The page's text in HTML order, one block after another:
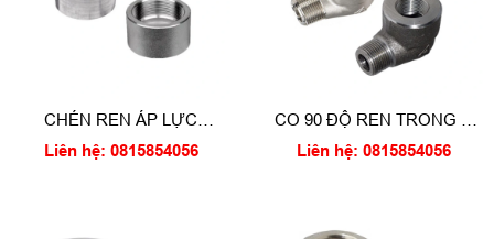
CHÉN REN ÁP LỰC
(Threaded cap)
Liên hệ: 0815854056
CO 90 ĐỘ REN TRONG &
REN NGOÀI (Threaded street
elbow)
Liên hệ: 0815854056